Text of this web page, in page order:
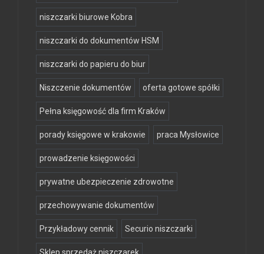
niszczarki biurowe Kobra
niszczarki do dokumentów HSM
niszczarki do papieru do biur
Niszczenie dokumentów oferta gotowe spółki
Pełna księgowość dla firm Kraków
porady księgowe w krakowie praca Mysłowice
prowadzenie księgowości
prywatne ubezpieczenie zdrowotne
przechowywanie dokumentów
Przykładowy cennik Securio niszczarki